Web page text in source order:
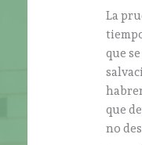
La
que
que
no